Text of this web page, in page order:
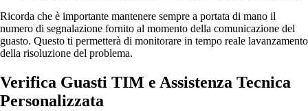
Ricorda che è importante mantenere sempre a portata di mano il
numero di segnalazione fornito al momento della comunicazione del
guasto. Questo ti permetterà di monitorare in tempo reale lavanzamento
della risoluzione del problema.
Verifica Guasti TIM e Assistenza Tecnica
Personalizzata